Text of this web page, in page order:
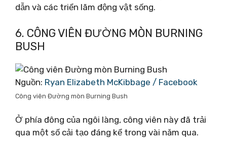
dẫn và các triển lãm động vật sống.
6. CÔNG VIÊN ĐƯỜNG MÒN BURNING
BUSH
Nguồn: Ryan Elizabeth McKibbage / Facebook
Công viên Đường mòn Burning Bush
Ở phía đông của ngôi làng, công viên này đã trải
qua một số cải tạo đáng kể trong vài năm qua.